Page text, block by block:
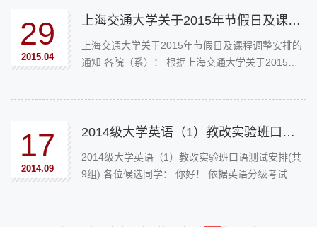
29
2015.04
上海交通大学关于2015年节假日及课程调整安排的通知
上海交通大学关于2015年节假日及课程调整安排的
通知 各院（系）： 根据上海交通大学关于2015年
17
2014.09
2014级大学英语（1）教改实验班口语测试安排 (共9组)
2014级大学英语（1）教改实验班口语测试安排(共
9组) 各位候选同学： 你好！ 依据英语分级考试的